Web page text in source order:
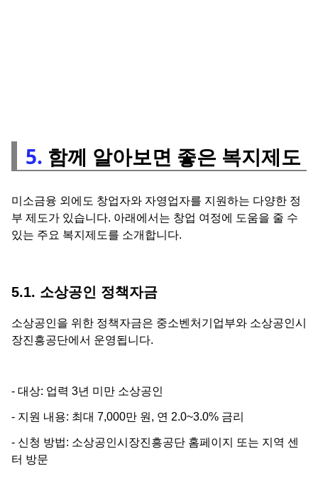
5. 함께 알아보면 좋은 복지제도
미소금융 외에도 창업자와 자영업자를 지원하는 다양한 정
부 제도가 있습니다. 아래에서는 창업 여정에 도움을 줄 수
있는 주요 복지제도를 소개합니다.
5.1. 소상공인 정책자금
소상공인을 위한 정책자금은 중소벤처기업부와 소상공인시
장진흥공단에서 운영됩니다.
- 대상: 업력 3년 미만 소상공인
- 지원 내용: 최대 7,000만 원, 연 2.0~3.0% 금리
- 신청 방법: 소상공인시장진흥공단 홈페이지 또는 지역 센
터 방문